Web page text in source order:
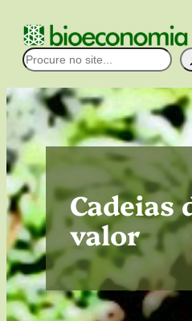
para
Pesquisar
Cadeias
valor